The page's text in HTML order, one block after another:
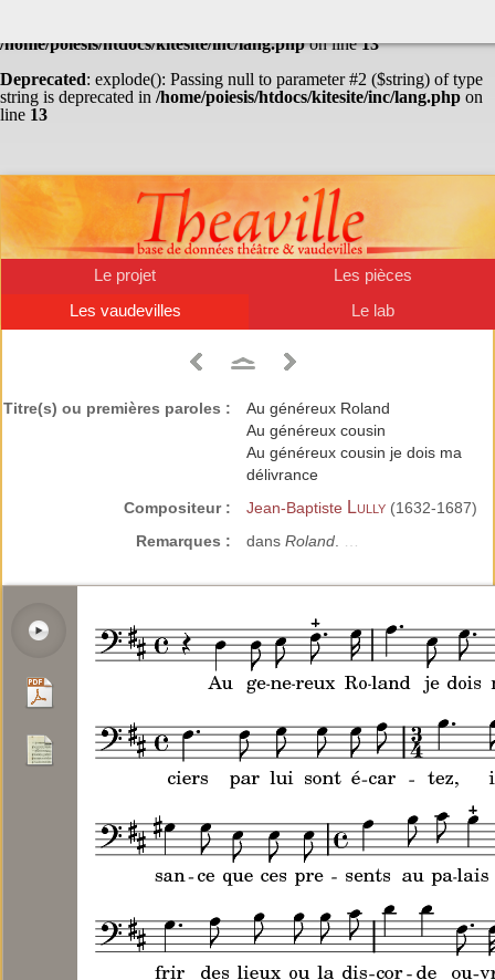
/home/poiesis/htdocs/kitesite/inc/lang.phpon line13
Deprecated: explode(): Passing null to parameter #2 ($string) of type
string is deprecated in /home/poiesis/htdocs/kitesite/inc/lang.php on
line 13
Le projet
Les pièces
Les vaudevilles
Le lab
Titre(s) ou premières paroles :
Au généreux Roland
Au généreux cousin
Au généreux cousin je dois ma
délivrance
Compositeur :
Jean-Baptiste Lully (1632-1687)
Remarques :
dans Roland.